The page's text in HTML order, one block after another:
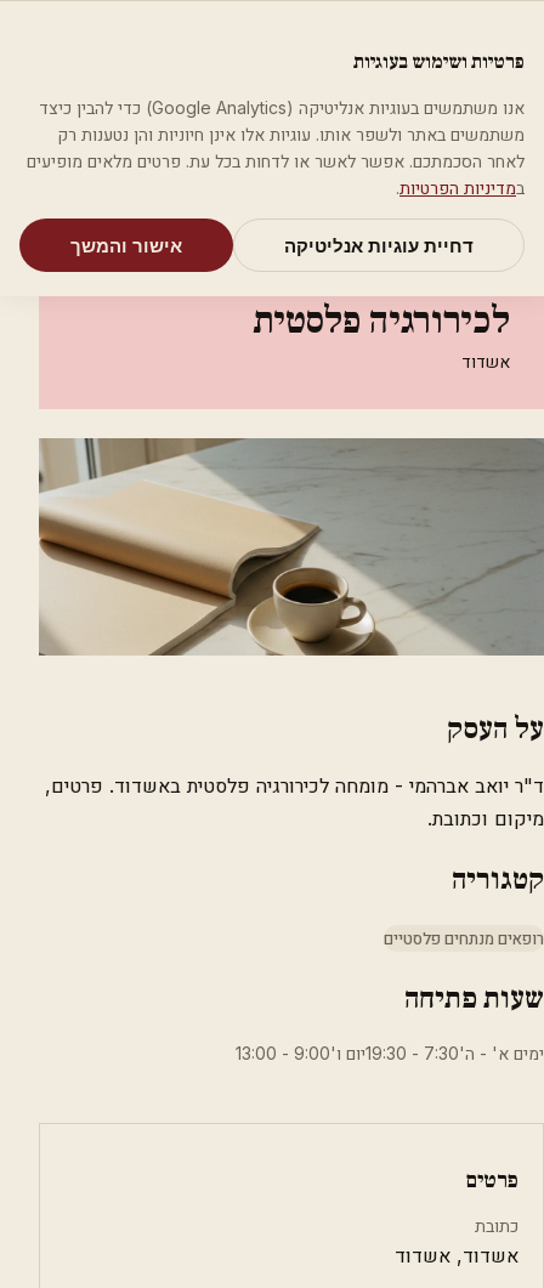
מאמריםקטגוריותחיפושאודות
בית קטגוריות
רופאים מנתחים פלסטיים
ד"ר יואב אברהמי - מומחה לכירורגיה פלסטית
ד"ר יואב אברהמי - מומחה
לכירורגיה פלסטית
אשדוד
על העסק
ד"ר יואב אברהמי - מומחה לכירורגיה פלסטית באשדוד. פרטים,
מיקום וכתובת.
קטגוריה
רופאים מנתחים פלסטיים
שעות פתיחה
ימים א' - ה'7:30 - 19:30יום ו'9:00 - 13:00
פרטים
כתובת
אשדוד, אשדוד
פרטיות ושימוש בעוגיות
אנו משתמשים בעוגיות אנליטיקה (Google Analytics) כדי להבין כיצד
משתמשים באתר ולשפר אותו. עוגיות אלו אינן חיוניות והן נטענות רק
לאחר הסכמתכם. אפשר לאשר או לדחות בכל עת. פרטים מלאים מופיעים
במדיניות הפרטיות.
דחיית עוגיות אנליטיקה אישור והמשך